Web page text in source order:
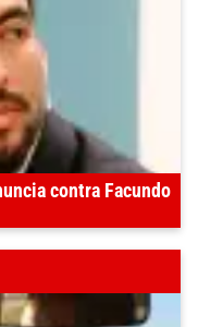
contra Facundo